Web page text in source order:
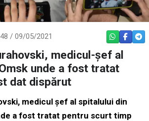
/ 09/05/2021 WHATSAPP
medicul-şef al
unde a fost tratat
dat dispărut
medicul şef al spitalului din
a fost tratat pentru scurt timp